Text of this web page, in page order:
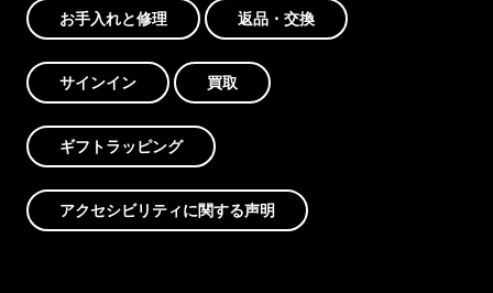
お手入れと修理 返品・交換
サインイン 買取
ギフトラッピング
アクセシビリティに関する声明